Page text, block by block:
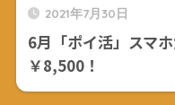
2021年7月30日
6月「ポイ活」スマ
￥8,500！